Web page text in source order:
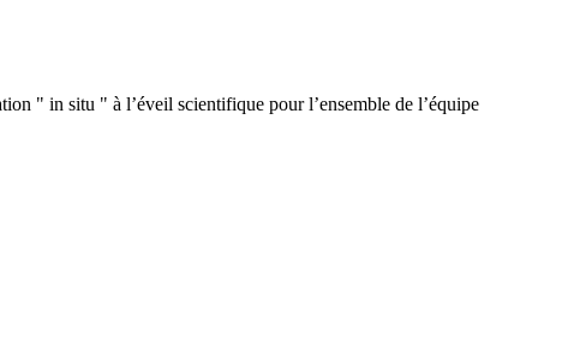
" in situ " à l’éveil scientifique pour l’ensemble de l’équipe